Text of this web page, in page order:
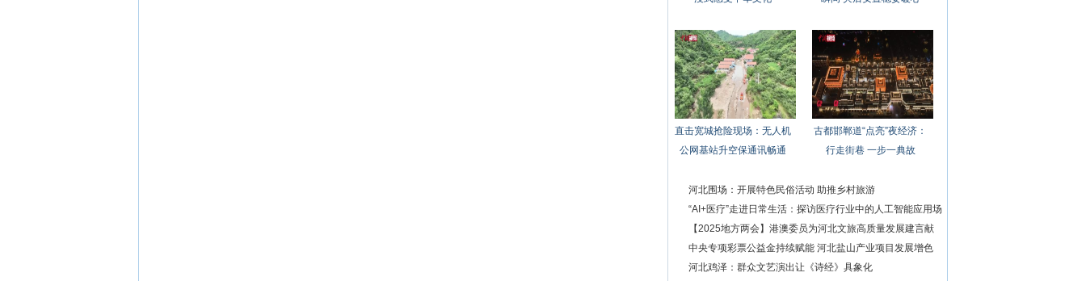
直击宽城抢险现场：无人机
公网基站升空保通讯畅通
古都邯郸道“点亮”夜经济：
行走街巷 一步一典故
河北围场：开展特色民俗活动 助推乡村旅游
“AI+医疗”走进日常生活：探访医疗行业中的人工智能应用场
景【2025地方两会】港澳委员为河北文旅高质量发展建言献
策
中央专项彩票公益金持续赋能 河北盐山产业项目发展增色
河北鸡泽：群众文艺演出让《诗经》具象化